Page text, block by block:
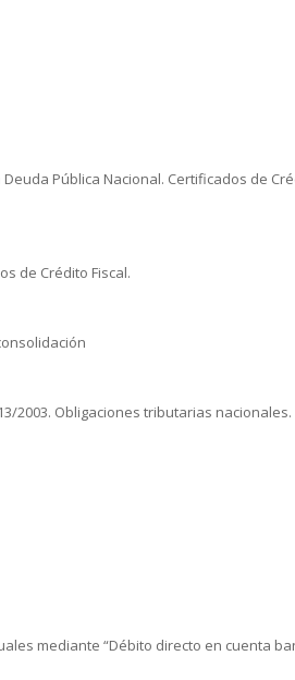
Pública Nacional. Certificados de
de Crédito Fiscal.
2003. Obligaciones tributarias
mediante “Débito directo en cuenta